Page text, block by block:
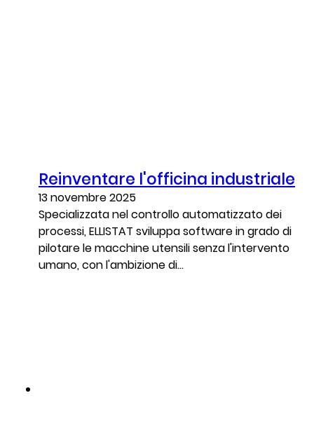
Reinventare l'officina industriale
13 novembre 2025
Specializzata nel controllo automatizzato dei
processi, ELLISTAT sviluppa software in grado di
pilotare le macchine utensili senza l'intervento
umano, con l'ambizione di...